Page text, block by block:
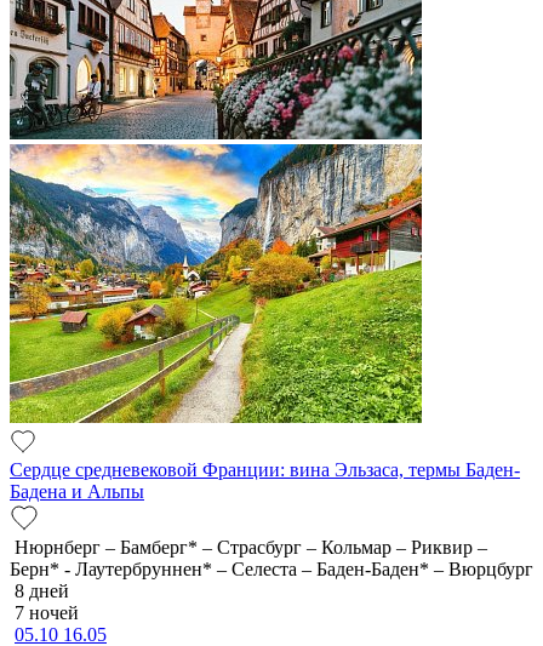
Сердце средневековой Франции: вина Эльзаса, термы Баден-
Бадена и Альпы
Нюрнберг – Бамберг* – Страсбург – Кольмар – Риквир –
Берн* - Лаутербруннен* – Селеста – Баден-Баден* – Вюрцбург
8 дней
7 ночей
05.10 16.05